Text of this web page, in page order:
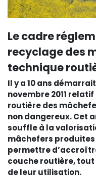
Le cadre
recyclage des
technique
Il y a 10 ans
novembre 2011
routière des
non dangereux. Cet
souffle à la
mâchefers
permettre
couche routière,
de leur utilisation.